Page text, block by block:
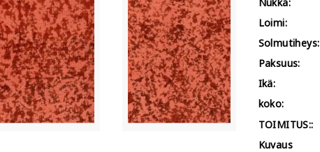
Loimi:
Solmutiheys:
Paksuus:
Ikä:
koko:
TOIMITUS::
Kuvaus